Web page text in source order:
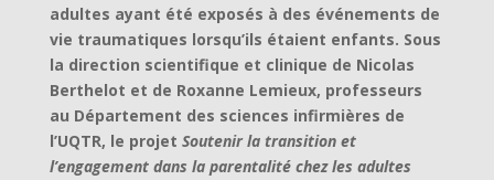
adultes ayant été exposés à des événements de
vie traumatiques lorsqu’ils étaient enfants. Sous
la direction scientifique et clinique de Nicolas
Berthelot et de Roxanne Lemieux, professeurs
au Département des sciences infirmières de
l’UQTR, le projet Soutenir la transition et
l’engagement dans la parentalité chez les adultes